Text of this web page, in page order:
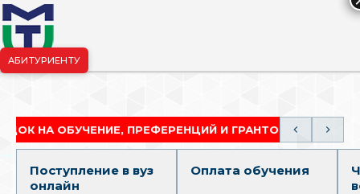
АБИТУРИЕНТУ
ОБУЧЕНИЕ, ПРЕФЕРЕНЦИЙ И ГРАНТОВ
Поступление в вуз
онлайн
Оплата обучения